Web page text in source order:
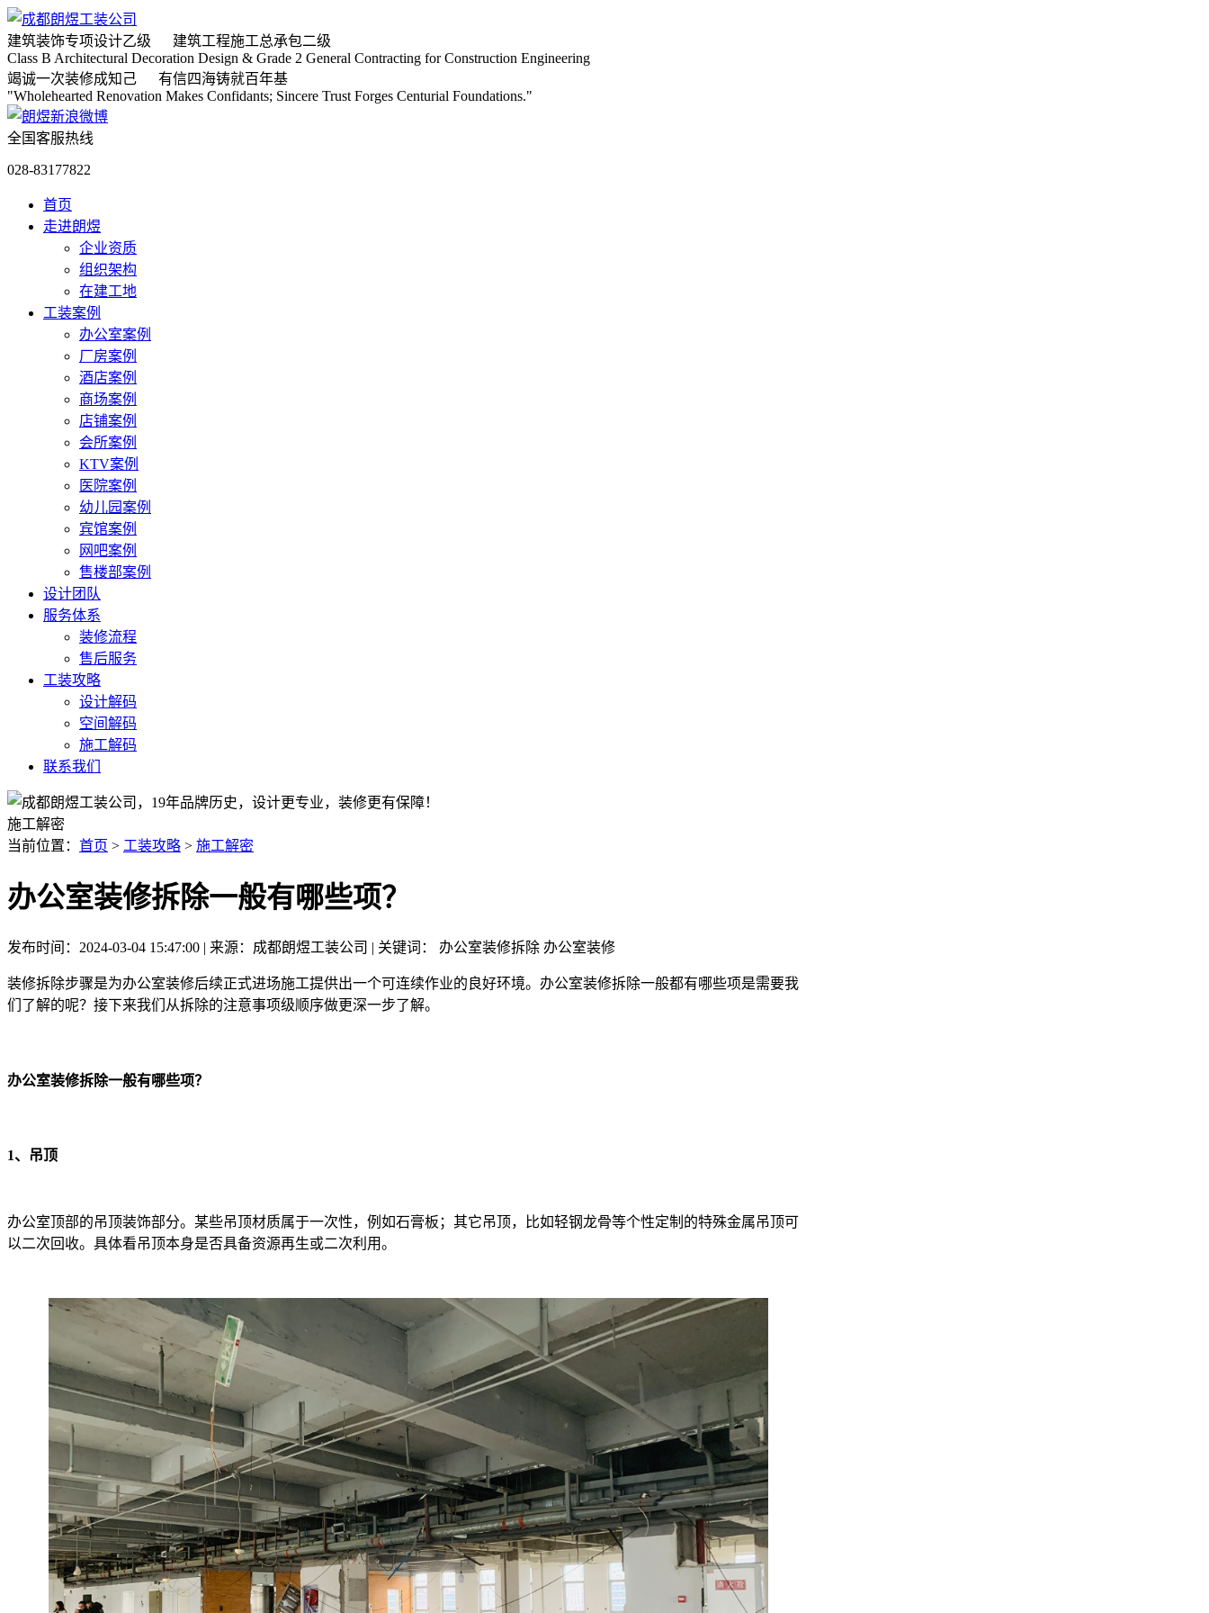
建筑装饰专项设计乙级 建筑工程施工总承包二级
Class B Architectural Decoration Design & Grade 2 General Contracting for Construction Engineering
竭诚一次装修成知己 有信四海铸就百年基
"Wholehearted Renovation Makes Confidants; Sincere Trust Forges Centurial Foundations."
全国客服热线
028-83177822
首页
走进朗煜
企业资质
组织架构
在建工地
工装案例
办公室案例
厂房案例
酒店案例
商场案例
店铺案例
会所案例
KTV案例
医院案例
幼儿园案例
宾馆案例
网吧案例
售楼部案例
设计团队
服务体系
装修流程
售后服务
工装攻略
设计解码
空间解码
施工解码
联系我们
施工解密
当前位置： 首页 > 工装攻略 > 施工解密
办公室装修拆除一般有哪些项？
发布时间：2024-03-04 15:47:00 | 来源：成都朗煜工装公司 | 关键词： 办公室装修拆除 办公室装修
装修拆除步骤是为办公室装修后续正式进场施工提供出一个可连续作业的良好环境。办公室装修拆除一般都有哪些项是需要我
们了解的呢？接下来我们从拆除的注意事项级顺序做更深一步了解。
办公室装修拆除一般有哪些项？
1、吊顶
办公室顶部的吊顶装饰部分。某些吊顶材质属于一次性，例如石膏板；其它吊顶，比如轻钢龙骨等个性定制的特殊金属吊顶可
以二次回收。具体看吊顶本身是否具备资源再生或二次利用。